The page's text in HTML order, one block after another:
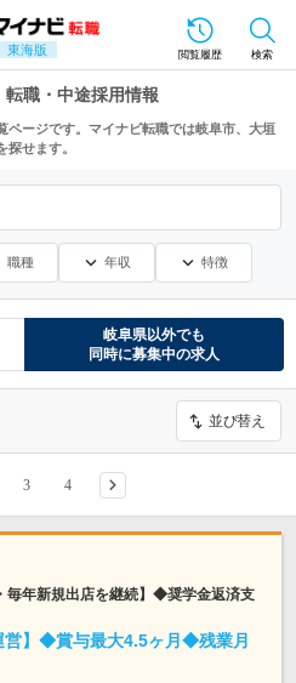
東海版 閲覧履歴 検索
職・中途採用情報
ページです。マイナビ転職では岐阜市、大垣
せます。
職種 年収 特徴
岐阜県以外でも
同時に募集中の求人
並び替え
3 4
毎年新規出店を継続】◆奨学金返済支
営】◆賞与最大4.5ヶ月◆残業月